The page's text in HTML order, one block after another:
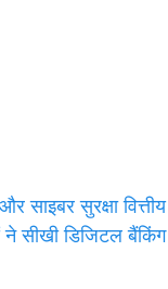
सुरक्षा वित्तीय
सीखी डिजिटल बैंकिंग